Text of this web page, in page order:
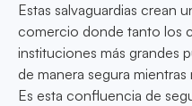
Estas salvaguardias crean
comercio donde tanto los
instituciones más grandes
de manera segura
Es esta confluencia de